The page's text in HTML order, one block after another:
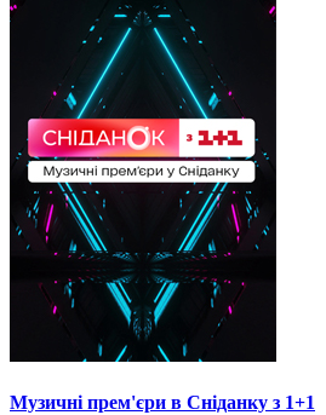
Музичні прем'єри в Сніданку з 1+1